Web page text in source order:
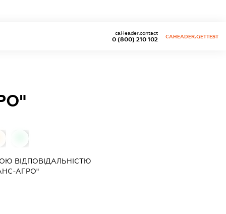
0 (800) 210 102
caHeader.contact
CAHEADER.GETTEST
ВІДПОВІДАЛЬНІСТЮ
АГРО"